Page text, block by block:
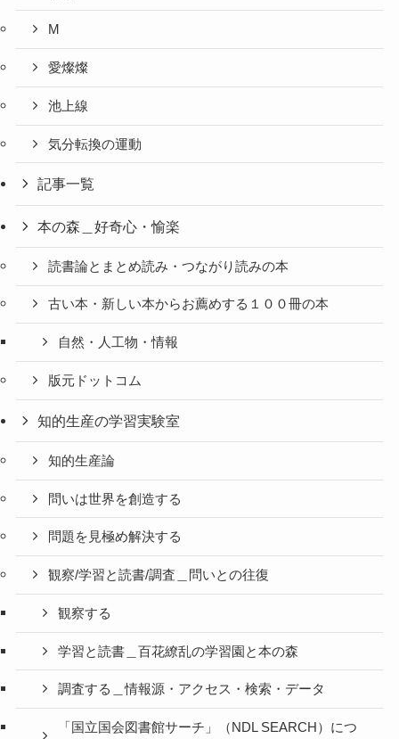
M
愛燦燦
池上線
気分転換の運動
記事一覧
本の森＿好奇心・愉楽
読書論とまとめ読み・つながり読みの本
古い本・新しい本からお薦めする１００冊の本
自然・人工物・情報
版元ドットコム
知的生産の学習実験室
知的生産論
問いは世界を創造する
問題を見極め解決する
観察/学習と読書/調査＿問いとの往復
観察する
学習と読書＿百花繚乱の学習園と本の森
調査する＿情報源・アクセス・検索・データ
「国立国会図書館サーチ」（NDL SEARCH）につ